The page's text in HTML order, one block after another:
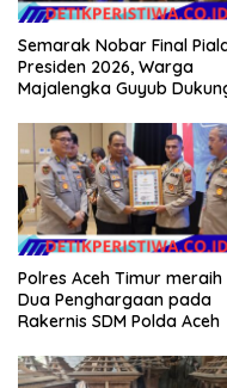
Semarak Nobar Final
Presiden 2026, Warga
Majalengka Guyub
Kahayang
Polres Aceh Timur meraih
Dua Penghargaan pada
Rakernis SDM Polda Aceh